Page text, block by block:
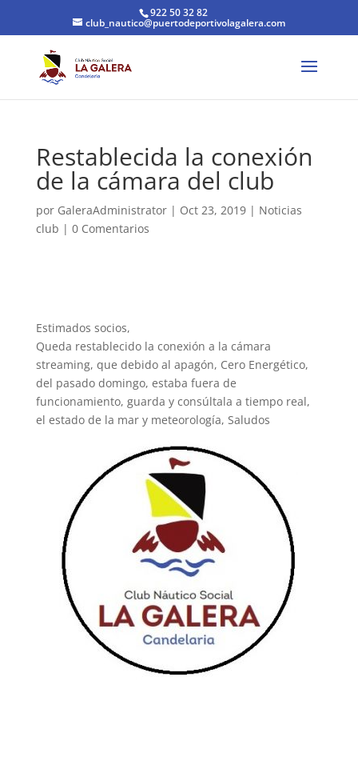
922 50 32 82
club_nautico@puertodeportivolagalera.com
Restablecida la conexión
de la cámara del club
por GaleraAdministrator| Oct 23, 2019| Noticias
club | 0 Comentarios
Estimados socios,
Queda restablecido la conexión a la cámara
streaming, que debido al apagón, Cero Energético,
del pasado domingo, estaba fuera de
funcionamiento, guarda y consúltala a tiempo real,
el estado de la mar y meteorología, Saludos